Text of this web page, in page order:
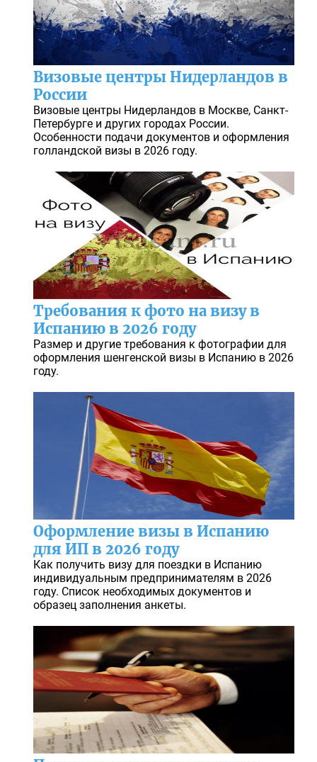
Визовые центры Нидерландов в
России
Визовые центры Нидерландов в Москве, Санкт-
Петербурге и других городах России.
Особенности подачи документов и оформления
голландской визы в 2026 году.
Требования к фото на визу в
Испанию в 2026 году
Размер и другие требования к фотографии для
оформления шенгенской визы в Испанию в 2026
году.
Оформление визы в Испанию
для ИП в 2026 году
Как получить визу для поездки в Испанию
индивидуальным предпринимателям в 2026
году. Список необходимых документов и
образец заполнения анкеты.